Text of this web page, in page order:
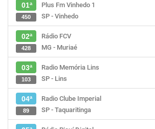
01ª
Plus Fm Vinhedo 1
SP - Vinhedo
450
02ª
Rádio FCV
MG - Muriaé
428
03ª
Radio Memória Lins
SP - Lins
103
04ª
Radio Clube Imperial
SP - Taquaritinga
89